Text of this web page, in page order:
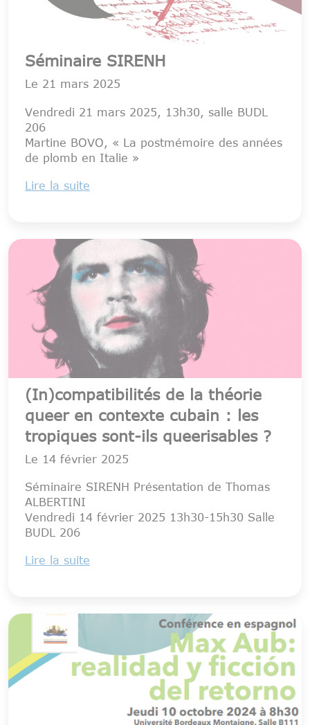
Séminaire SIRENH
Le 21 mars 2025
Vendredi 21 mars 2025, 13h30, salle BUDL
206
Martine BOVO, « La postmémoire des années
de plomb en Italie »
Lire la suite
(In)compatibilités de la théorie
queer en contexte cubain : les
tropiques sont-ils queerisables ?
Le 14 février 2025
Séminaire SIRENH Présentation de Thomas
ALBERTINI
Vendredi 14 février 2025 13h30-15h30 Salle
BUDL 206
Lire la suite